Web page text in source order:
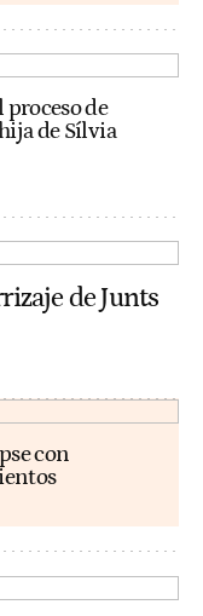
proceso de
de Sílvia
de Junts
con